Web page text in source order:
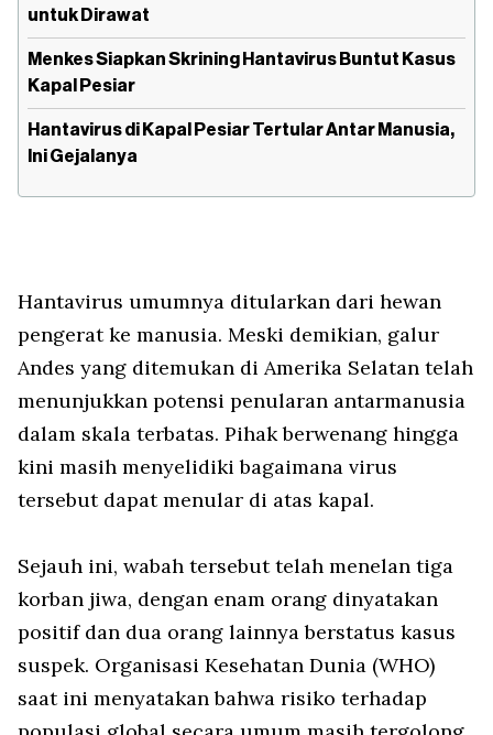
untuk Dirawat
Menkes Siapkan Skrining Hantavirus Buntut Kasus
Kapal Pesiar
Hantavirus di Kapal Pesiar Tertular Antar Manusia,
Ini Gejalanya
Hantavirus umumnya ditularkan dari hewan
pengerat ke manusia. Meski demikian, galur
Andes yang ditemukan di Amerika Selatan telah
menunjukkan potensi penularan antarmanusia
dalam skala terbatas. Pihak berwenang hingga
kini masih menyelidiki bagaimana virus
tersebut dapat menular di atas kapal.
Sejauh ini, wabah tersebut telah menelan tiga
korban jiwa, dengan enam orang dinyatakan
positif dan dua orang lainnya berstatus kasus
suspek. Organisasi Kesehatan Dunia (WHO)
saat ini menyatakan bahwa risiko terhadap